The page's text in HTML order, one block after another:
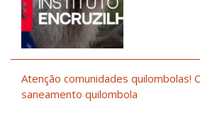
Atenção comunidades quilombolas!
saneamento quilombola